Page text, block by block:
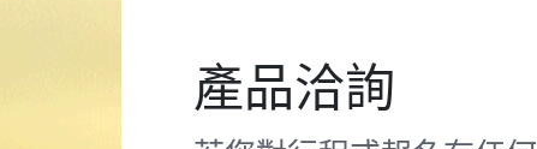
產品洽詢